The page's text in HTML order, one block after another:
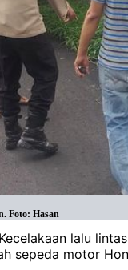
Foto: Hasan
lalu
sepeda motor